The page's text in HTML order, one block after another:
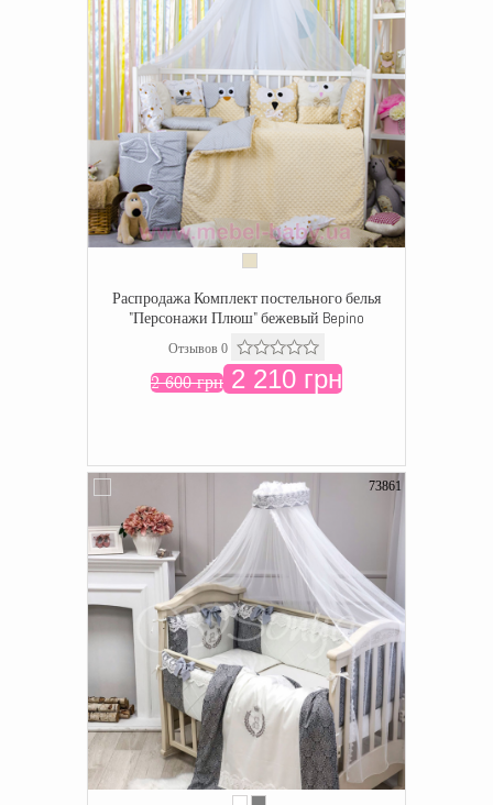
Распродажа Комплект постельного белья
"Персонажи Плюш" бежевый Bepino
Отзывов 0
2 600 грн 2 210 грн
73861